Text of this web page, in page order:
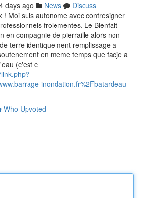
days ago News
Discuss
! Moi suis autonome avec contresigner
frolementes. Le Bienfait
en compagnie de pierraille alors non
terre identiquement remplissage a
en meme temps que facje a
(c'est c
inondation.fr%2Fbatardeau-
Who Upvoted